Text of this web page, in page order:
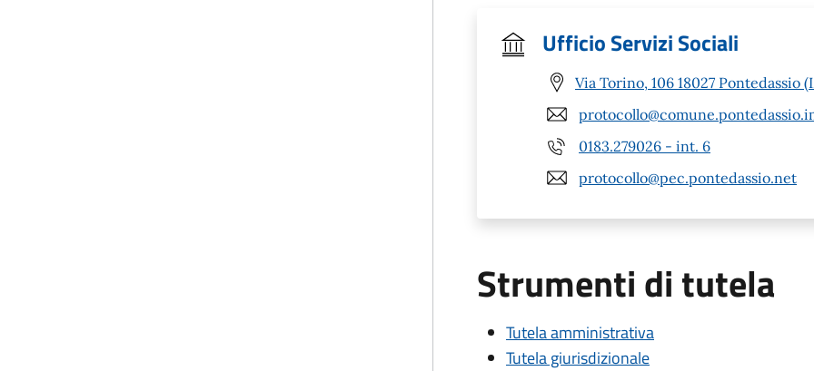
Ufficio Servizi Sociali
Via Torino, 106 18027 Pontedassio
0183.279026 - int. 6
protocollo@pec.pontedassio.net
Strumenti di tutela
Tutela amministrativa
Tutela giurisdizionale